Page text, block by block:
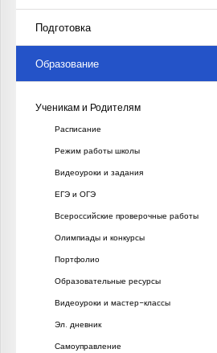
Подготовка
Образование
Ученикам и Родителям
Расписание
Режим работы школы
Видеоуроки и задания
ЕГЭ и ОГЭ
Всероссийские проверочные работы
Олимпиады и конкурсы
Портфолио
Образовательные ресурсы
Видеоуроки и мастер-классы
Эл. дневник
Самоуправление